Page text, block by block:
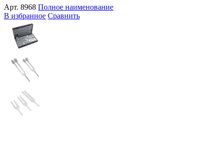
Арт. 8968 Полное наименование
В избранное Сравнить